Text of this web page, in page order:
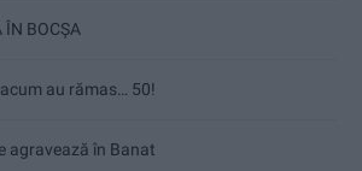
ÎN BOCȘA
au rămas… 50!
agravează în Banat